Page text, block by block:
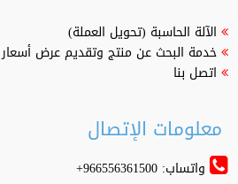
الآلة الحاسبة (تحويل العملة)
خدمة البحث عن منتج وتقديم عرض أسعار
اتصل بنا
معلومات الإتصال
واتساب: 966556361500+